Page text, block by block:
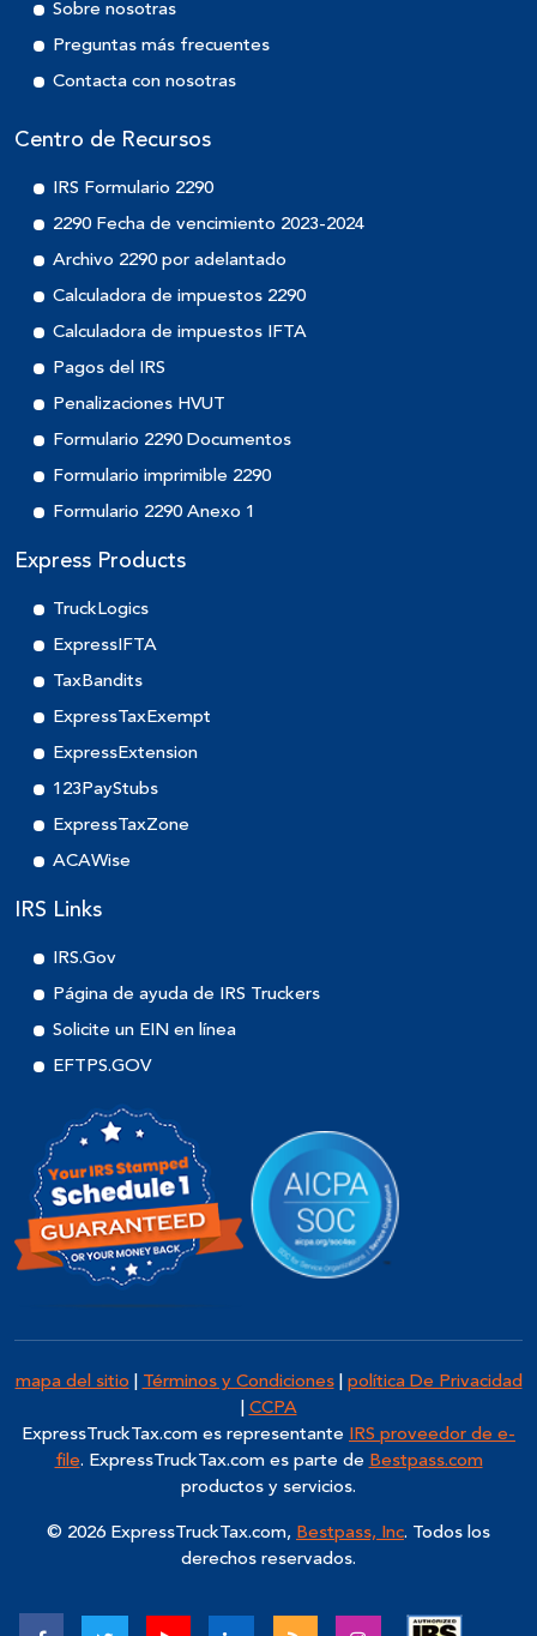
Sobre nosotras
Preguntas más frecuentes
Contacta con nosotras
Centro de Recursos
IRS Formulario 2290
2290 Fecha de vencimiento 2023-2024
Archivo 2290 por adelantado
Calculadora de impuestos 2290
Calculadora de impuestos IFTA
Pagos del IRS
Penalizaciones HVUT
Formulario 2290 Documentos
Formulario imprimible 2290
Formulario 2290 Anexo 1
Express Products
TruckLogics
ExpressIFTA
TaxBandits
ExpressTaxExempt
ExpressExtension
123PayStubs
ExpressTaxZone
ACAWise
IRS Links
IRS.Gov
Página de ayuda de IRS Truckers
Solicite un EIN en línea
EFTPS.GOV
mapa del sitio Términos y Condiciones| política De Privacidad
CCPA
ExpressTruckTax.com es representante
IRS proveedor de e-
file. ExpressTruckTax.com es parte de Bestpass.com
productos y servicios.
© 2026 ExpressTruckTax.com, Bestpass, Inc. Todos los
derechos reservados.